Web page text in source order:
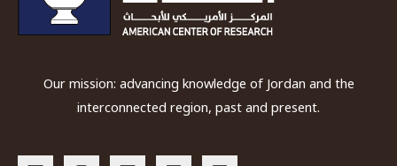
Our mission: advancing knowledge of Jordan and the
interconnected region, past and present.